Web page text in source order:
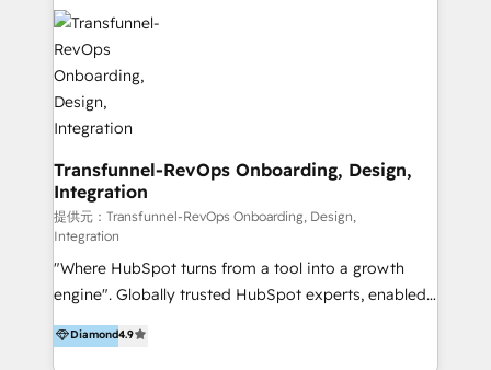
and achieve their goals.
clean up your “hot mess” portal with our HubSpot
Action Plan, then continue support through a digital
marketing retainer. Our fully remote, international
team of HubSpot experts is: + 4x accredited
Diamond partner + Leaders of a HubSpot User
Group AND Community Group for B2B Technology +
Members of HubSpot's Partner Scaled Onboarding
program + Host of "Your HubSpot Helper" videos
on YouTube + Certified as HubSpot Trainers +
Recipients of 150+ certifications from HubSpot
Academy Whether you’re brand new to HubSpot or
using multiple Hubs for years, we’re here to turn
clients into raving fans. Don’t just take our word for
it…check out our growing list of 5-star reviews
Transfunnel-RevOps Onboarding, Design,
Integration
提供元：Transfunnel-RevOps Onboarding, Design,
Integration
"Where HubSpot turns from a tool into a growth
engine". Globally trusted HubSpot experts, enabled
1200+ organisations across USA, North America, UK,
Europe, India, Australia, including big enterprise
Diamond4.9